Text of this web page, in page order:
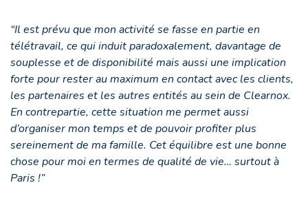
“Il est prévu que mon activité se fasse en partie en
télétravail, ce qui induit paradoxalement, davantage de
souplesse et de disponibilité mais aussi une implication
forte pour rester au maximum en contact avec les clients,
les partenaires et les autres entités au sein de Clearnox.
En contrepartie, cette situation me permet aussi
d’organiser mon temps et de pouvoir profiter plus
sereinement de ma famille. Cet équilibre est une bonne
chose pour moi en termes de qualité de vie… surtout à
Paris !”